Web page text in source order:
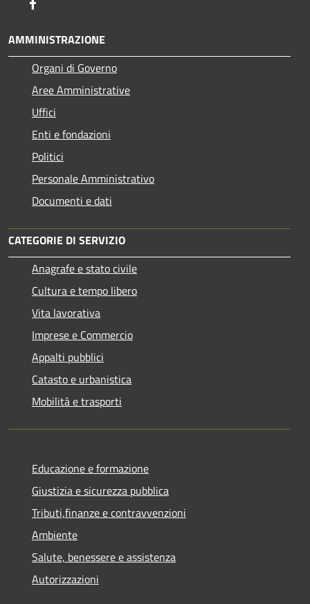
AMMINISTRAZIONE
Organi di Governo
Aree Amministrative
Uffici
Enti e fondazioni
Politici
Personale Amministrativo
Documenti e dati
CATEGORIE DI SERVIZIO
Anagrafe e stato civile
Cultura e tempo libero
Vita lavorativa
Imprese e Commercio
Appalti pubblici
Catasto e urbanistica
Mobilità e trasporti
Educazione e formazione
Giustizia e sicurezza pubblica
Tributi,finanze e contravvenzioni
Ambiente
Salute, benessere e assistenza
Autorizzazioni